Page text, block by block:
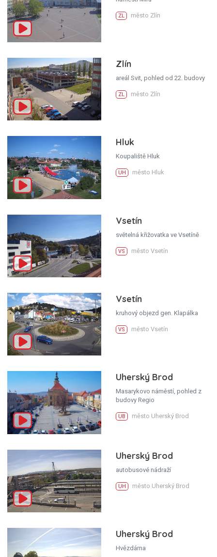
ZL město Zlín
Zlín
areál Svit, pohled od 22. budovy
ZL město Zlín
Hluk
Koupaliště Hluk
UH město Hluk
Vsetín
světelná křižovatka ve Vsetíně
VS město Vsetín
Vsetín
kruhový objezd gen. Klapálka
VS město Vsetín
Uherský Brod
Masarykovo náměstí, pohled z
budovy Regio
UB město Uherský Brod
Uherský Brod
autobusové nádraží
UH město Uherský Brod
Uherský Brod
Hvězdárna